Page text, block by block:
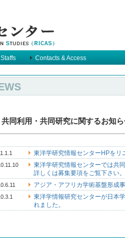
Contacts & Access
共同利用・共同研究に関するお知
東洋学研究情報センターHPをリ
東洋学研究情報センターでは共
詳しくは募集要項をご覧下さい。
アジア・アフリカ学術基盤形成
東洋学情報研究センターが日本
れました。